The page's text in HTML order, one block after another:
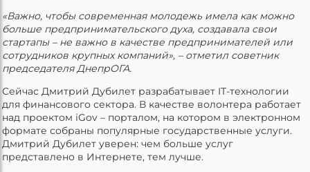
«Важно, чтобы современная молодежь имела как можно
больше предпринимательского духа, создавала свои
стартапы – не важно в качестве предпринимателей или
сотрудников крупных компаний», – отметил советник
председателя ДнепрОГА.
Сейчас Дмитрий Дубилет разрабатывает IT-технологии
для финансового сектора. В качестве волонтера работает
над проектом iGov – порталом, на котором в электронном
формате собраны популярные государственные услуги.
Дмитрий Дубилет уверен: чем больше услуг
представлено в Интернете, тем лучше.